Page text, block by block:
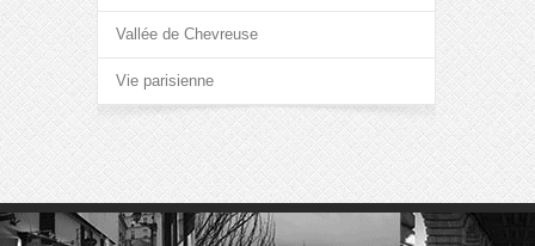
Vallée de Chevreuse
Vie parisienne